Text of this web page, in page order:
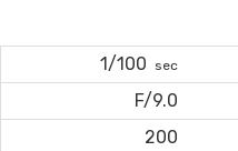
sec
1/100
F/9.0
200